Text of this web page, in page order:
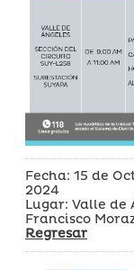
Fecha: 15 de
2024
Lugar: Valle de
Francisco
Regresar